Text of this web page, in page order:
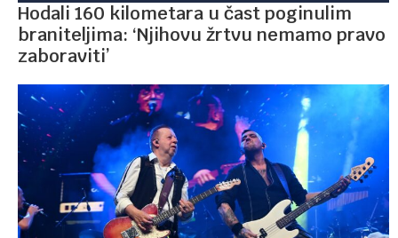
Hodali 160 kilometara u čast poginulim
braniteljima: ‘Njihovu žrtvu nemamo pravo
zaboraviti’